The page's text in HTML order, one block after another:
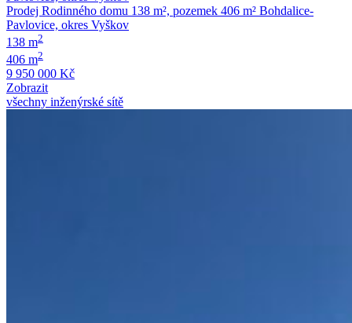
Prodej Rodinného domu 138 m², pozemek 406 m² Bohdalice-
Pavlovice​, okres Vyškov
138 m2
406 m2
9 950 000 Kč
Zobrazit
všechny inženýrské sítě